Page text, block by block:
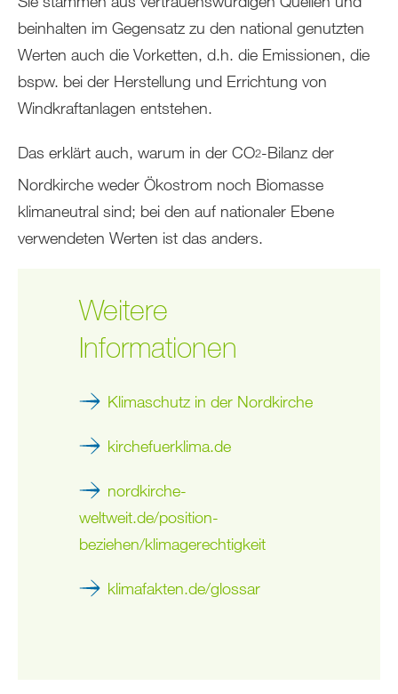
beinhalten im Gegensatz zu den national genutzten
Werten auch die Vorketten, d.h. die Emissionen, die
bspw. bei der Herstellung und Errichtung von
Windkraftanlagen entstehen.
Das erklärt auch, warum in der CO2-Bilanz der
Nordkirche weder Ökostrom noch Biomasse
klimaneutral sind; bei den auf nationaler Ebene
verwendeten Werten ist das anders.
Weitere
Informationen
Klimaschutz in der Nordkirche
kirchefuerklima.de
nordkirche-
weltweit.de/position-
beziehen/klimagerechtigkeit
klimafakten.de/glossar